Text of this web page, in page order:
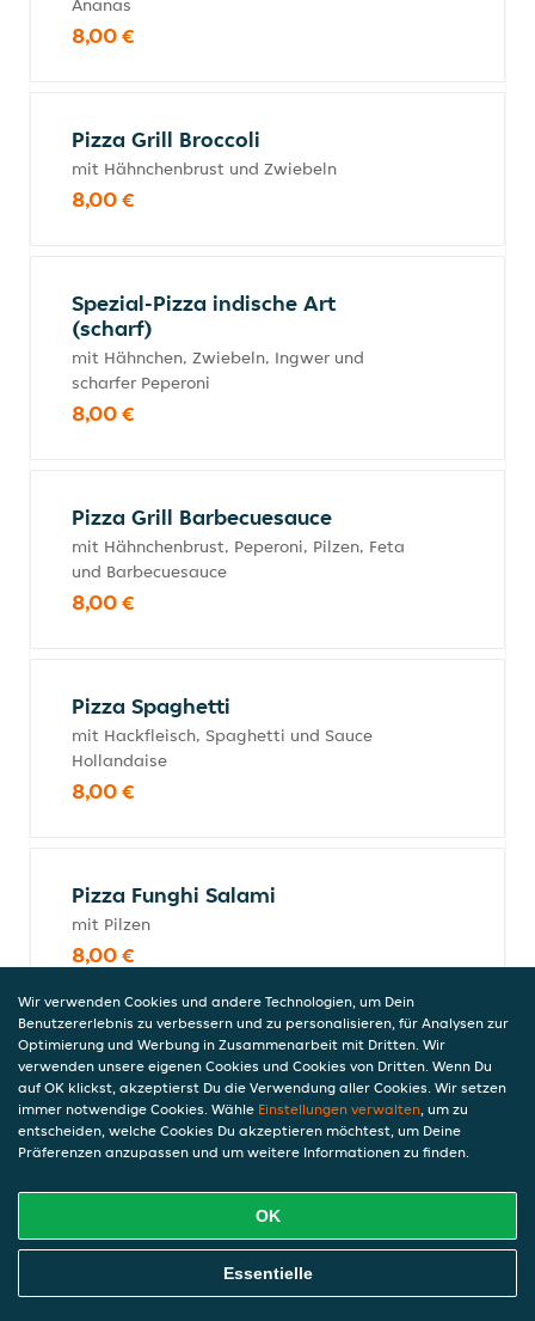
Ananas
8,00 €
Pizza Grill Broccoli
mit Hähnchenbrust und Zwiebeln
8,00 €
Spezial-Pizza indische Art
(scharf)
mit Hähnchen, Zwiebeln, Ingwer und
scharfer Peperoni
8,00 €
Pizza Grill Barbecuesauce
mit Hähnchenbrust, Peperoni, Pilzen, Feta
und Barbecuesauce
8,00 €
Pizza Spaghetti
mit Hackfleisch, Spaghetti und Sauce
Hollandaise
8,00 €
Pizza Funghi Salami
mit Pilzen
8,00 €
Pizza Funghi Prosciutto
mit Pilzen und Schinken
8,00 €
mit Paprika und Ei
Online Essen Bestellen
Wir verwenden Cookies und andere Technologien, um Dein
Benutzererlebnis zu verbessern und zu personalisieren, für Analysen zur
Optimierung und Werbung in Zusammenarbeit mit Dritten. Wir
verwenden unsere eigenen Cookies und Cookies von Dritten. Wenn Du
auf OK klickst, akzeptierst Du die Verwendung aller Cookies. Wir setzen
immer notwendige Cookies. Wähle Einstellungen verwalten, um zu
entscheiden, welche Cookies Du akzeptieren möchtest, um Deine
Präferenzen anzupassen und um weitere Informationen zu finden.
OK
Essentielle